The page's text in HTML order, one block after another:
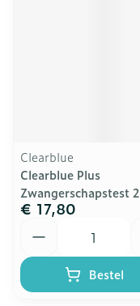
Clearblue
Clearblue Plus
Zwangerschapstest 2
€ 17,80
Bestel